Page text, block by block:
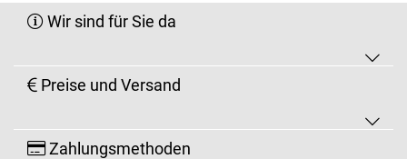
Wir sind für Sie da
Preise und Versand
Zahlungsmethoden